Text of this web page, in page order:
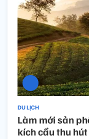
DU LỊCH
Làm mới sản
kích cầu thu